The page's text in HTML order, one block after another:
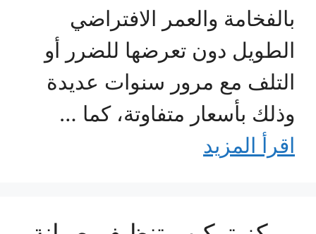
بالفخامة والعمر الافتراضي
الطويل دون تعرضها للضرر أو
التلف مع مرور سنوات عديدة
وذلك بأسعار متفاوتة، كما …
اقرأ المزيد